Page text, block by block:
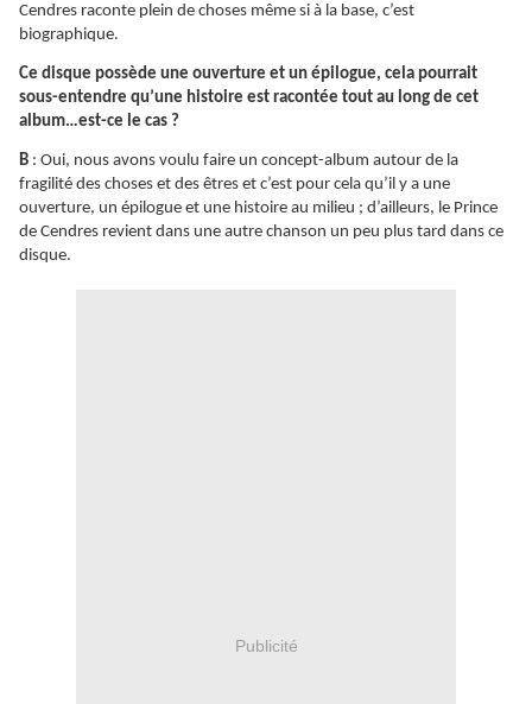
Cendres raconte plein de choses même si à la base, c’est
biographique.
Ce disque possède une ouverture et un épilogue, cela pourrait
sous-entendre qu’une histoire est racontée tout au long de cet
album…est-ce le cas ?
B : Oui, nous avons voulu faire un concept-album autour de la
fragilité des choses et des êtres et c’est pour cela qu’il y a une
ouverture, un épilogue et une histoire au milieu ; d’ailleurs, le Prince
de Cendres revient dans une autre chanson un peu plus tard dans ce
disque.
Publicité